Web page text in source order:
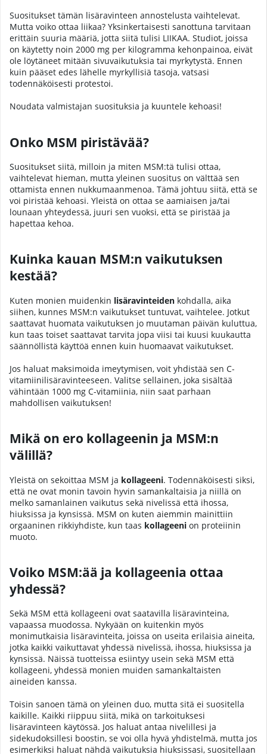
Suositukset tämän lisäravinteen annostelusta vaihtelevat.
Mutta voiko ottaa liikaa? Yksinkertaisesti sanottuna tarvitaan
erittäin suuria määriä, jotta siitä tulisi LIIKAA. Studiot, joissa
on käytetty noin 2000 mg per kilogramma kehonpainoa, eivät
ole löytäneet mitään sivuvaikutuksia tai myrkytystä. Ennen
kuin pääset edes lähelle myrkyllisiä tasoja, vatsasi
todennäköisesti protestoi.
Noudata valmistajan suosituksia ja kuuntele kehoasi!
Onko MSM piristävää?
Suositukset siitä, milloin ja miten MSM:tä tulisi ottaa,
vaihtelevat hieman, mutta yleinen suositus on välttää sen
ottamista ennen nukkumaanmenoa. Tämä johtuu siitä, että se
voi piristää kehoasi. Yleistä on ottaa se aamiaisen ja/tai
lounaan yhteydessä, juuri sen vuoksi, että se piristää ja
hapettaa kehoa.
Kuinka kauan MSM:n vaikutuksen
kestää?
Kuten monien muidenkin lisäravinteiden kohdalla, aika
siihen, kunnes MSM:n vaikutukset tuntuvat, vaihtelee. Jotkut
saattavat huomata vaikutuksen jo muutaman päivän kuluttua,
kun taas toiset saattavat tarvita jopa viisi tai kuusi kuukautta
säännöllistä käyttöä ennen kuin huomaavat vaikutukset.
Jos haluat maksimoida imeytymisen, voit yhdistää sen C-
vitamiinilisäravinteeseen. Valitse sellainen, joka sisältää
vähintään 1000 mg C-vitamiinia, niin saat parhaan
mahdollisen vaikutuksen!
Mikä on ero kollageenin ja MSM:n
välillä?
Yleistä on sekoittaa MSM ja kollageeni. Todennäköisesti siksi,
että ne ovat monin tavoin hyvin samankaltaisia ja niillä on
melko samanlainen vaikutus sekä nivelissä että ihossa,
hiuksissa ja kynsissä. MSM on kuten aiemmin mainittiin
orgaaninen rikkiyhdiste, kun taas kollageeni on proteiinin
muoto.
Voiko MSM:ää ja kollageenia ottaa
yhdessä?
Sekä MSM että kollageeni ovat saatavilla lisäravinteina,
vapaassa muodossa. Nykyään on kuitenkin myös
monimutkaisia lisäravinteita, joissa on useita erilaisia aineita,
jotka kaikki vaikuttavat yhdessä nivelissä, ihossa, hiuksissa ja
kynsissä. Näissä tuotteissa esiintyy usein sekä MSM että
kollageeni, yhdessä monien muiden samankaltaisten
aineiden kanssa.
Toisin sanoen tämä on yleinen duo, mutta sitä ei suositella
kaikille. Kaikki riippuu siitä, mikä on tarkoituksesi
lisäravinteen käytössä. Jos haluat antaa nivelillesi ja
sidekudoksillesi boostin, se voi olla hyvä yhdistelmä, mutta jos
esimerkiksi haluat nähdä vaikutuksia hiuksissasi, suositellaan